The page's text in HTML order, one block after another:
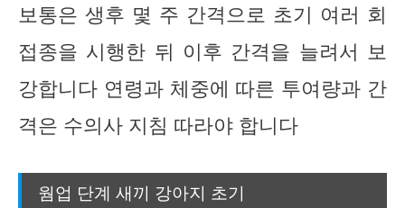
보통은 생후 몇 주 간격으로 초기 여러 회
접종을 시행한 뒤 이후 간격을 늘려서 보
강합니다 연령과 체중에 따른 투여량과 간
격은 수의사 지침 따라야 합니다
웜업 단계 새끼 강아지 초기